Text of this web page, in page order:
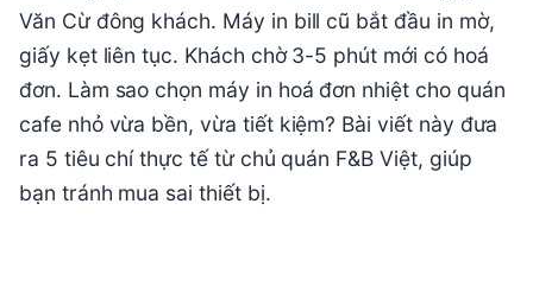
Văn Cừ đông khách. Máy in bill cũ bắt đầu in mờ,
giấy kẹt liên tục. Khách chờ 3-5 phút mới có hoá
đơn. Làm sao chọn máy in hoá đơn nhiệt cho quán
cafe nhỏ vừa bền, vừa tiết kiệm? Bài viết này đưa
ra 5 tiêu chí thực tế từ chủ quán F&B Việt, giúp
bạn tránh mua sai thiết bị.